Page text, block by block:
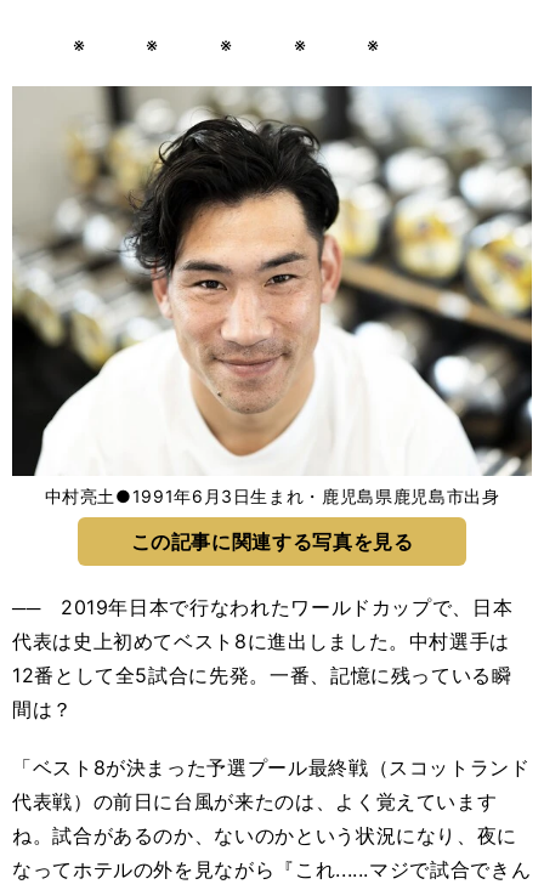
※ ※ ※ ※ ※
中村亮土●1991年6月3日生まれ・鹿児島県鹿児島市出身
この記事に関連する写真を見る
── 2019年日本で行なわれたワールドカップで、日本
代表は史上初めてベスト8に進出しました。中村選手は
12番として全5試合に先発。一番、記憶に残っている瞬
間は？
「ベスト8が決まった予選プール最終戦（スコットランド
代表戦）の前日に台風が来たのは、よく覚えています
ね。試合があるのか、ないのかという状況になり、夜に
なってホテルの外を見ながら『これ......マジで試合できん